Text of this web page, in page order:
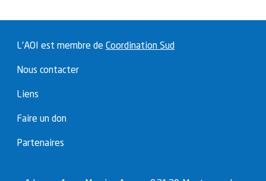
L'AOI est membre de Coordination Sud
Nous contacter
Liens
Faire un don
Partenaires